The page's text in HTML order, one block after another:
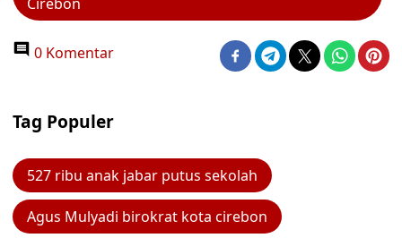
0 Komentar
Tag Populer
527 ribu anak jabar putus sekolah
Agus Mulyadi birokrat kota cirebon